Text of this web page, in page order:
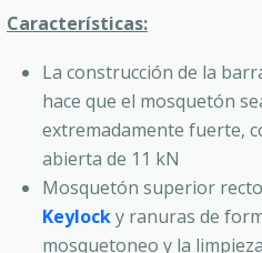
Características:
La construcción de la
hace que el mosquetón
extremadamente fuerte,
abierta de 11 kN
Mosquetón superior
Keylocky ranuras de
mosquetoneo y la